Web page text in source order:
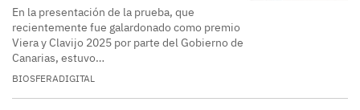
En la presentación de la prueba, que
recientemente fue galardonado como premio
Viera y Clavijo 2025 por parte del Gobierno de
Canarias, estuvo…
BIOSFERADIGITAL